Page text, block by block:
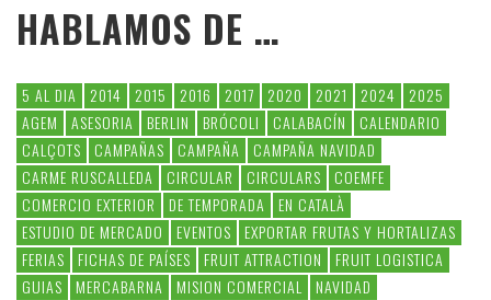
HABLAMOS DE …
5 AL DIA 2014 2015 2016 2017 2020 2021 2024
2025
AGEM
ASESORIA BERLIN BRÓCOLI CALABACÍN
CALENDARIO
CALÇOTS
CAMPAÑAS CAMPAÑA
CAMPAÑA NAVIDAD
CARME RUSCALLEDA
CIRCULAR CIRCULARS
COEMFE
COMERCIO EXTERIOR
DE TEMPORADA
EN CATALÀ
ESTUDIO DE MERCADO
EVENTOS
EXPORTAR FRUTAS Y HORTALIZAS
FERIAS
FICHAS DE PAÍSES FRUIT ATTRACTION
FRUIT LOGISTICA
GUIAS
MERCABARNA MISION COMERCIAL
NAVIDAD